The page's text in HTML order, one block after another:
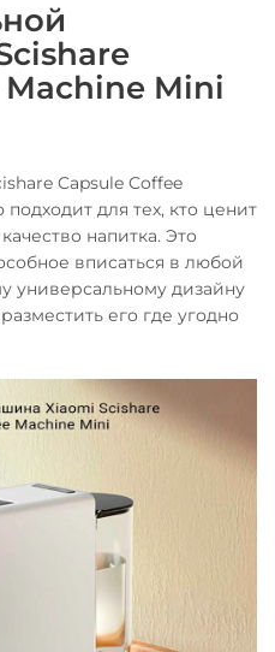
Machine Mini
Capsule Coffee
подходит для тех, кто ценит
напитка. Это
вписаться в любой
универсальному дизайну
его где угодно